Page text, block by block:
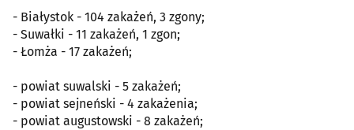
- Białystok - 104 zakażeń, 3 zgony;
- Suwałki - 11 zakażeń, 1 zgon;
- Łomża - 17 zakażeń;
- powiat suwalski - 5 zakażeń;
- powiat sejneński - 4 zakażenia;
- powiat augustowski - 8 zakażeń;